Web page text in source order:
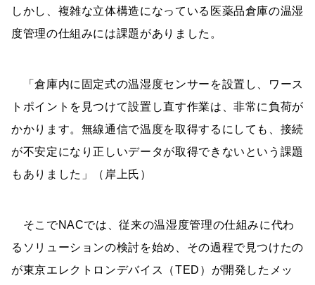
しかし、複雑な立体構造になっている医薬品倉庫の温湿
度管理の仕組みには課題がありました。
「倉庫内に固定式の温湿度センサーを設置し、ワース
トポイントを見つけて設置し直す作業は、非常に負荷が
かかります。無線通信で温度を取得するにしても、接続
が不安定になり正しいデータが取得できないという課題
もありました」（岸上氏）
そこでNACでは、従来の温湿度管理の仕組みに代わ
るソリューションの検討を始め、その過程で見つけたの
が東京エレクトロンデバイス（TED）が開発したメッ